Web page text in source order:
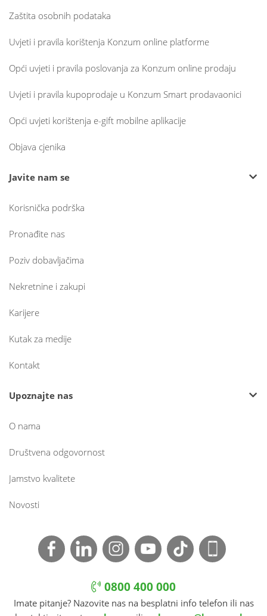
Zaštita osobnih podataka
Uvjeti i pravila korištenja Konzum online platforme
Opći uvjeti i pravila poslovanja za Konzum online prodaju
Uvjeti i pravila kupoprodaje u Konzum Smart prodavaonici
Opći uvjeti korištenja e-gift mobilne aplikacije
Objava cjenika
Javite nam se
Korisnička podrška
Pronađite nas
Poziv dobavljačima
Nekretnine i zakupi
Karijere
Kutak za medije
Kontakt
Upoznajte nas
O nama
Društvena odgovornost
Jamstvo kvalitete
Novosti
0800 400 000
Imate pitanje? Nazovite nas na besplatni info telefon ili nas